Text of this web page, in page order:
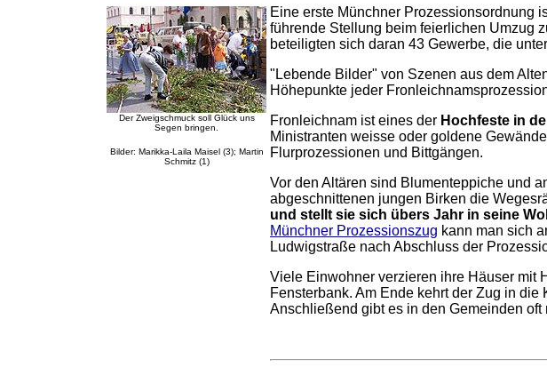
Der Zweigschmuck soll Glück uns
Segen bringen.
Bilder: Marikka-Laila Maisel (3); Martin
Schmitz (1)
Eine erste Münchner Prozessionsordnung
führende Stellung beim feierlichen Umzug
beteiligten sich daran 43 Gewerbe, die
"Lebende Bilder" von Szenen aus dem
Höhepunkte jeder
Fronleichnam ist eines der Hochfeste in
Ministranten weisse oder goldene
Flurprozessionen und Bittgängen.
Vor den Altären sind Blumenteppiche und
abgeschnittenen jungen Birken die
und stellt sie sich übers Jahr in seine
Münchner Prozessionszug kann man sich
Ludwigstraße nach Abschluss der
Viele Einwohner verzieren ihre Häuser mit
Fensterbank. Am Ende kehrt der Zug in
Anschließend gibt es in den Gemeinden